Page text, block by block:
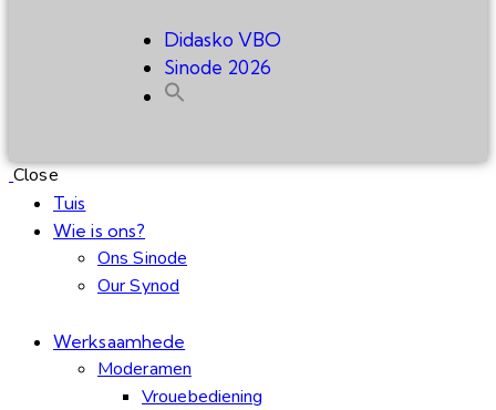
Didasko VBO
Sinode 2026
Close
Tuis
Wie is ons?
Ons Sinode
Our Synod
Werksaamhede
Moderamen
Vrouebediening